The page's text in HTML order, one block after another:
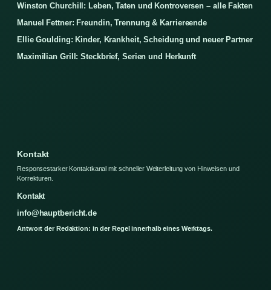
Winston Churchill: Leben, Taten und Kontroversen – alle Fakten
Manuel Fettner: Freundin, Trennung & Karriereende
Ellie Goulding: Kinder, Krankheit, Scheidung und neuer Partner
Maximilian Grill: Steckbrief, Serien und Herkunft
Kontakt
Responsestarker Kontaktkanal mit schneller Weiterleitung von Hinweisen und
Korrekturen.
Kontakt
info@hauptbericht.de
Antwort der Redaktion: in der Regel innerhalb eines Werktags.